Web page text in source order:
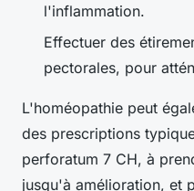
l'inflammation.
Effectuer des
pectorales, pour
L'homéopathie peut
des prescriptions
perforatum 7 CH, à
jusqu'à amélioration, et